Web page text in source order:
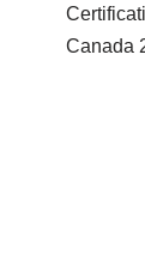
Canada